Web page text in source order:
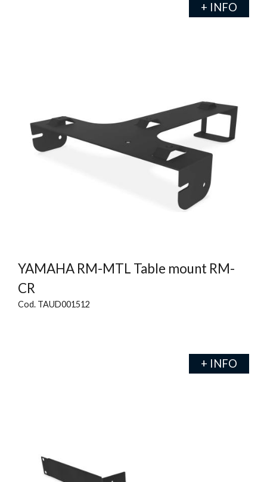
+ INFO
YAMAHA RM-MTL Table mount RM-
CR
Cod. TAUD001512
+ INFO